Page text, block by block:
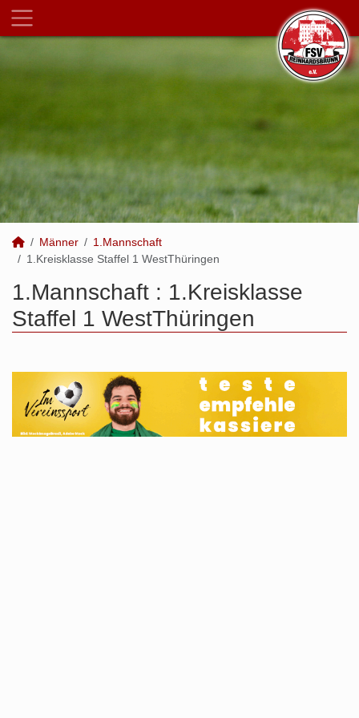
Männer
1.Mannschaft
1.Kreisklasse Staffel 1 WestThüringen
1.Mannschaft : 1.Kreisklasse
Staffel 1 WestThüringen